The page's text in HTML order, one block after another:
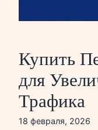
Купить
для
Трафика
18 февраля, 2026